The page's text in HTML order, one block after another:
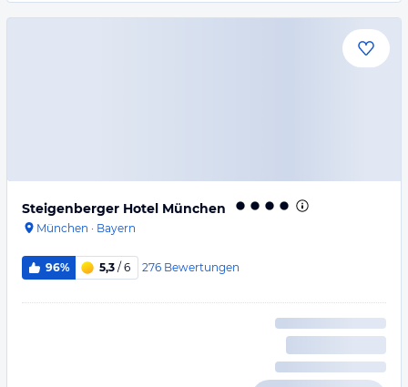
Steigenberger Hotel München
München · Bayern
96% 5,3 / 6 276 Bewertungen